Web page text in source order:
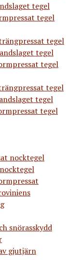
tegel
tegel
tegel
tegel
tegel
tegel
tegel
tegel
nocktegel
snörasskydd
gjutjärn